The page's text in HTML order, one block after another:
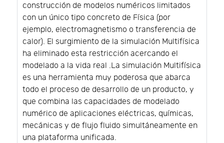
construcción de modelos numéricos limitados
con un único tipo concreto de Física (por
ejemplo, electromagnetismo o transferencia de
calor). El surgimiento de la simulación Multifísica
ha eliminado esta restricción acercando el
modelado a la vida real .La simulación Multifísica
es una herramienta muy poderosa que abarca
todo el proceso de desarrollo de un producto, y
que combina las capacidades de modelado
numérico de aplicaciones eléctricas, químicas,
mecánicas y de flujo fluido simultáneamente en
una plataforma unificada.